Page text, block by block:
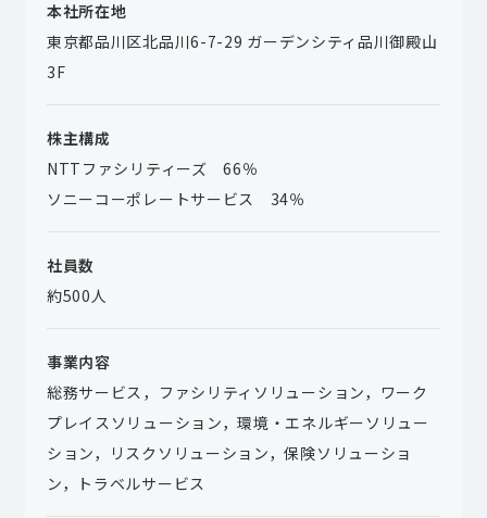
本社所在地
東京都品川区北品川6-7-29 ガーデンシティ品川御殿山
3F
株主構成
NTTファシリティーズ 66％
ソニーコーポレートサービス 34％
社員数
約500人
事業内容
総務サービス，ファシリティソリューション，ワーク
プレイスソリューション，環境・エネルギーソリュー
ション，リスクソリューション，保険ソリューショ
ン，トラベルサービス